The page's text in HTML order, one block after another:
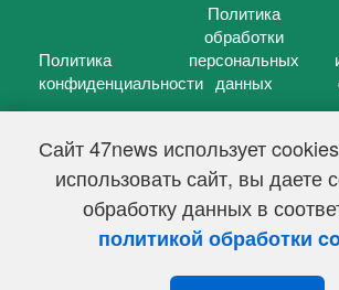
Сайт 47news использует
использовать сайт, вы даете
обработку данных в
политикой обработки
Политика
конфиденциальности
Политика
обработки
персональных
данных
47 новостей (47 news)2005 — 2026 г.
Свидетельство о регистрации СМИ Эл № ФС
Федеральной службой по надзору в сфере
информационных технологий и массовых